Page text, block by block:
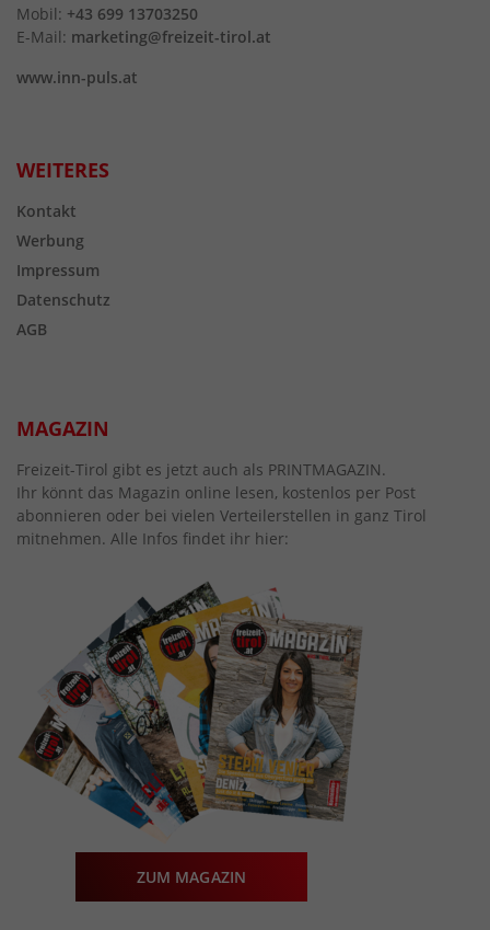
Mobil: +43 699 13703250
E-Mail: marketing@freizeit-tirol.at
www.inn-puls.at
WEITERES
Kontakt
Werbung
Impressum
Datenschutz
AGB
MAGAZIN
Freizeit-Tirol gibt es jetzt auch als PRINTMAGAZIN.
Ihr könnt das Magazin online lesen, kostenlos per Post
abonnieren oder bei vielen Verteilerstellen in ganz Tirol
mitnehmen. Alle Infos findet ihr hier:
ZUM MAGAZIN